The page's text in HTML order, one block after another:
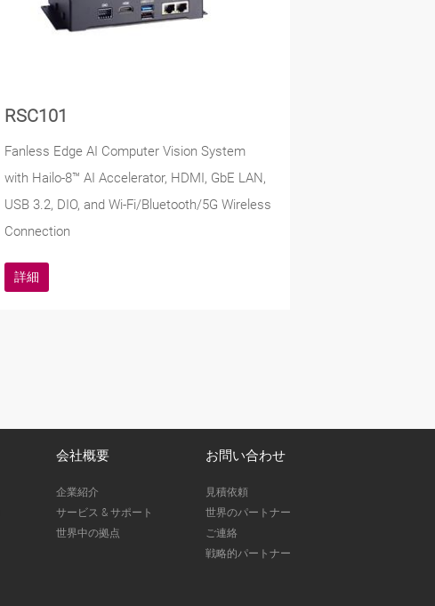
RSC101
Fanless Edge AI Computer Vision System
with Hailo-8™ AI Accelerator, HDMI, GbE LAN,
USB 3.2, DIO, and Wi-Fi/Bluetooth/5G Wireless
Connection
詳細
会社概要
企業紹介
サービス & サポート
世界中の拠点
お問い合わせ
見積依頼
世界のパートナー
ご連絡
戦略的パートナー